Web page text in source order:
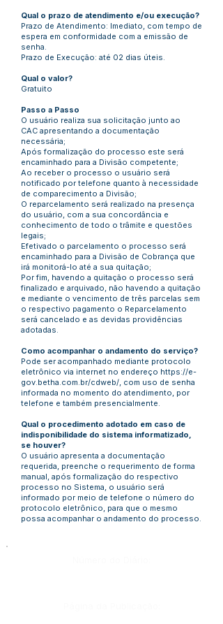
Qual o prazo de atendimento e/ou execução?
Prazo de Atendimento: Imediato, com tempo de
espera em conformidade com a emissão de
senha.
Prazo de Execução: até 02 dias úteis.
Qual o valor?
Gratuito
Passo a Passo
O usuário realiza sua solicitação junto ao
CAC apresentando a documentação
necessária;
Após formalização do processo este será
encaminhado para a Divisão competente;
Ao receber o processo o usuário será
notificado por telefone quanto à necessidade
de comparecimento a Divisão;
O reparcelamento será realizado na presença
do usuário, com a sua concordância e
conhecimento de todo o trâmite e questões
legais;
Efetivado o parcelamento o processo será
encaminhado para a Divisão de Cobrança que
irá monitorá-lo até a sua quitação;
Por fim, havendo a quitação o processo será
finalizado e arquivado, não havendo a quitação
e mediante o vencimento de três parcelas sem
o respectivo pagamento o Reparcelamento
será cancelado e as devidas providências
adotadas.
Como acompanhar o andamento do serviço?
Pode ser acompanhado mediante protocolo
eletrônico via internet no endereço https://e-
gov.betha.com.br/cdweb/, com uso de senha
informada no momento do atendimento, por
telefone e também presencialmente.
Qual o procedimento adotado em caso de
indisponibilidade do sistema informatizado,
se houver?
O usuário apresenta a documentação
requerida, preenche o requerimento de forma
manual, após formalização do respectivo
processo no Sistema, o usuário será
informado por meio de telefone o número do
protocolo eletrônico, para que o mesmo
possa acompanhar o andamento do processo.